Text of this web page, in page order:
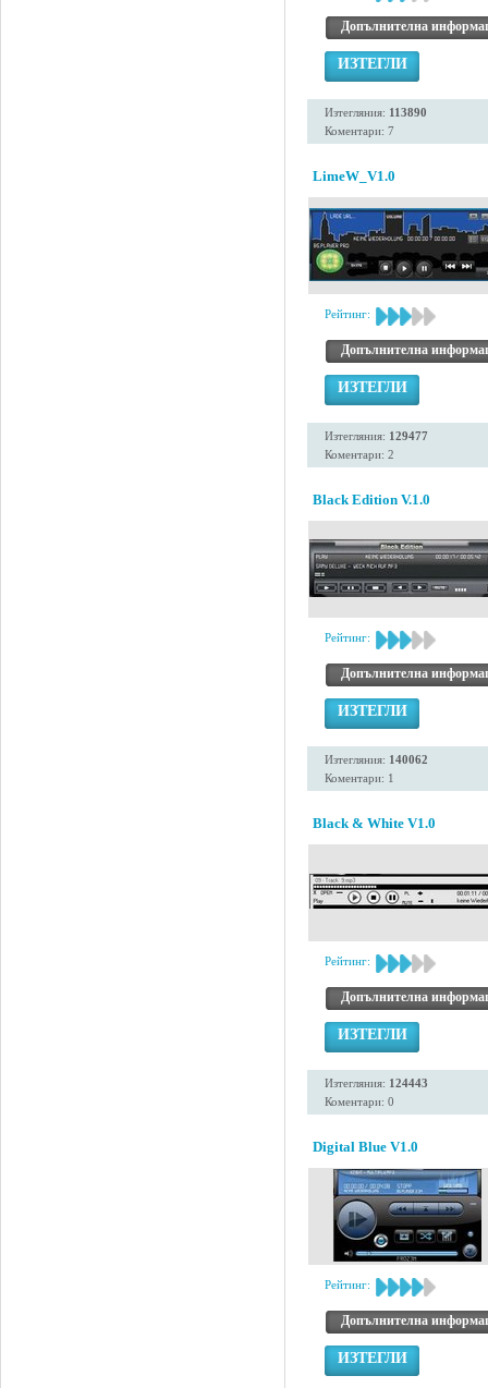
Допълнителна
ИЗТЕГЛИ
Изтегляния: 113890
Коментари: 7
LimeW_V1.0
Рейтинг:
Допълнителна
ИЗТЕГЛИ
Изтегляния: 129477
Коментари: 2
Black Edition V.1.0
Рейтинг:
Допълнителна
ИЗТЕГЛИ
Изтегляния: 140062
Коментари: 1
Black & White V1.0
Рейтинг:
Допълнителна
ИЗТЕГЛИ
Изтегляния: 124443
Коментари: 0
Digital Blue V1.0
Рейтинг:
Допълнителна
ИЗТЕГЛИ